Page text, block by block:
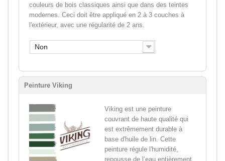
couleurs de bois classiques ainsi que dans des teintes
modernes. Ceci doit être appliqué en 2 à 3 couches à
l'extérieur, avec une régularité de 2 ans.
Non
Peinture Viking
Viking est une peinture
couvrant de haute qualité qui
est extrêmement durable à
base d'huile de lin. Cette
peinture régule l'humidité,
repousse de l’eau entièrement